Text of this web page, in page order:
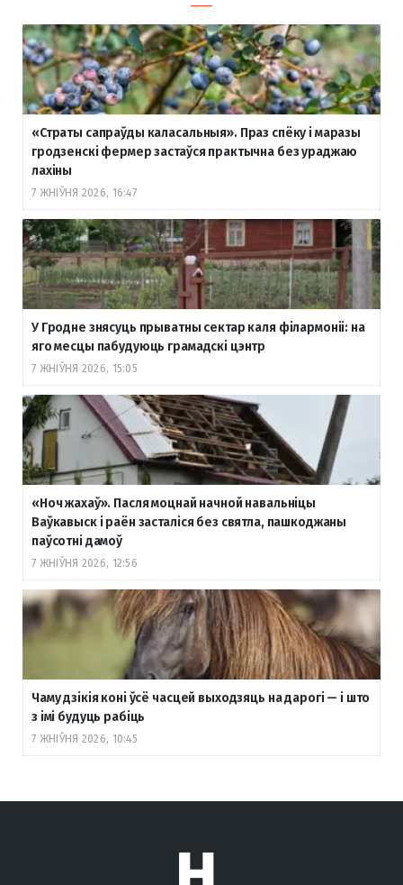
«Страты сапраўды каласальныя». Праз спёку і маразы
гродзенскі фермер застаўся практычна без ураджаю
лахіны
7 ЖНІЎНЯ 2026, 16:47
У Гродне знясуць прыватны сектар каля філармоніі: на
яго месцы пабудуюць грамадскі цэнтр
7 ЖНІЎНЯ 2026, 15:05
«Ноч жахаў». Пасля моцнай начной навальніцы
Ваўкавыск і раён засталіся без святла, пашкоджаны
паўсотні дамоў
7 ЖНІЎНЯ 2026, 12:56
Чаму дзікія коні ўсё часцей выходзяць на дарогі — і што
з імі будуць рабіць
7 ЖНІЎНЯ 2026, 10:45